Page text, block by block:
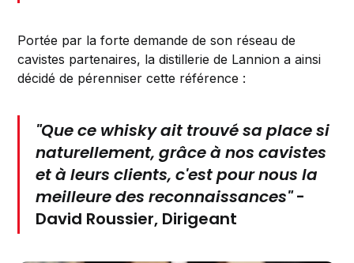
Portée par la forte demande de son réseau de
cavistes partenaires, la distillerie de Lannion a ainsi
décidé de pérenniser cette référence :
"Que ce whisky ait trouvé sa place si
naturellement, grâce à nos cavistes
et à leurs clients, c'est pour nous la
meilleure des reconnaissances"-
David Roussier, Dirigeant